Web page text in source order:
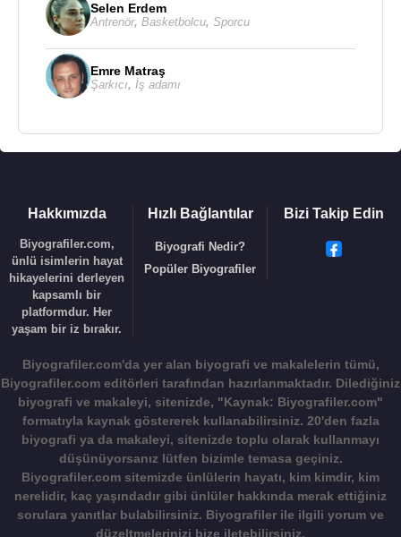
Selen Erdem
Antrenör, Basketbolcu, Sporcu
Emre Matraş
Şarkıcı, İş adamı
Hakkımızda
Biyografiler.com,
ünlü isimlerin hayat
hikayelerini derleyen
kapsamlı bir
platformdur. Her
yaşam bir iz bırakır.
Hızlı Bağlantılar
Biyografi Nedir?
Popüler Biyografiler
Bizi Takip Edin
Biyografiler.com'da yer alan biyografi ve makalelerin tümü,
Biyografiler.com editörleri tarafından hazırlanmaktadır. Dilediğiniz
biyografi ve makaleyi, sitenizde, "Kaynak: Biyografiler.com"
formatıyla kaynak göstererek kullanabilirsiniz. 20'den fazla
biyografi ya da makaleyi, sitenizde toplu olarak kullanmayı
düşünüyorsanız lütfen bizimle temasa geçiniz.
Biyografiler.com sitemizde ünlülerin hayatı, kim kimdir, kim
nerelidir, kaç yaşındadır gibi ünlüler hakkında merak ettiğiniz
sorulara yanıtlar bulabilirsiniz. Biyografiler ile ilgili yorum ve
düzeltmelerinizi bize iletebilirsiniz.